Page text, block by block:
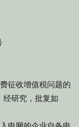
征收增值税问题的
经研究，批复如